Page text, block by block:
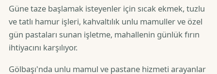
Güne taze başlamak isteyenler için sıcak ekmek, tuzlu
ve tatlı hamur işleri, kahvaltılık unlu mamuller ve özel
gün pastaları sunan işletme, mahallenin günlük fırın
ihtiyacını karşılıyor.
Gölbaşı'nda unlu mamul ve pastane hizmeti arayanlar